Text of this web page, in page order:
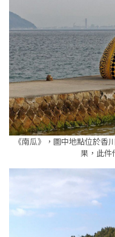
《南瓜》，圖中地點位於香
果，此件